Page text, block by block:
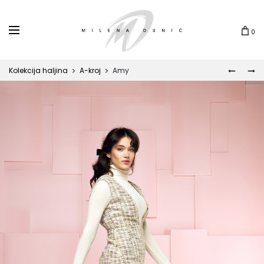
0
NAIVA
MEG
Kolekcija haljina A-kroj Amy